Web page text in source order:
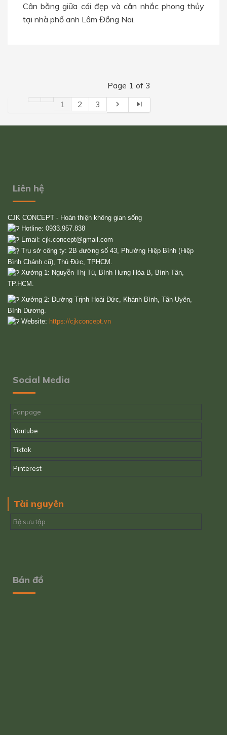
Cân bằng giữa cái đẹp và cân nhắc phong thủy
tại nhà phố anh Lâm Đồng Nai.
Page 1 of 3
1
2 3 navigate_next skip_next
Liên hệ
CJK CONCEPT - Hoàn thiện không gian sống
Hotline: 0933.957.838
Email: cjk.concept@gmail.com
Trụ sở công ty: 2B đường số 43, Phường Hiệp Bình (Hiệp
Bình Chánh cũ), Thủ Đức, TPHCM.
Xưởng 1: Nguyễn Thị Tú, Bình Hưng Hòa B, Bình Tân,
TP.HCM.
Xưởng 2: Đường Trịnh Hoài Đức, Khánh Bình, Tân Uyên,
Bình Dương.
Website: https://cjkconcept.vn
Social Media
Fanpage
Youtube
Tiktok
Pinterest
Tài nguyên
Bộ sưu tập
Bản đồ